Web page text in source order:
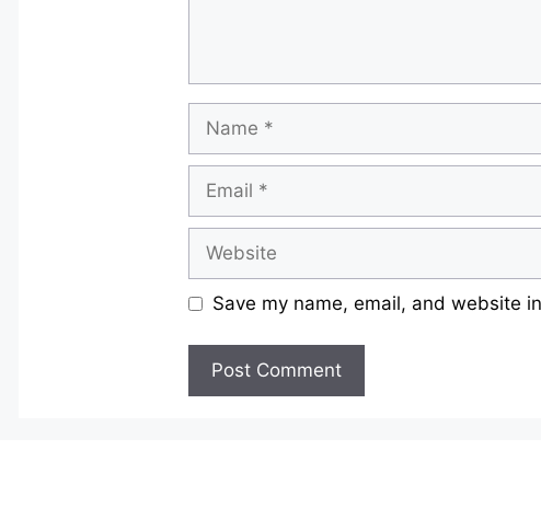
Save my name, email, and website